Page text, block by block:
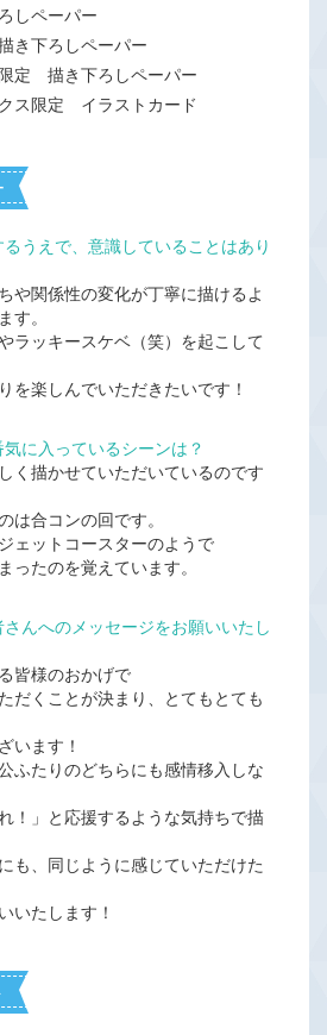
しペーパー
き下ろしペーパー
定 描き下ろしペーパー
ス限定 イラストカード
うえで、意識していることはあり
や関係性の変化が丁寧に描けるよ
す。
ラッキースケベ（笑）を起こして
を楽しんでいただきたいです！
に入っているシーンは？
く描かせていただいているのです
は合コンの回です。
ェットコースターのようで
ったのを覚えています。
んへのメッセージをお願いいたし
皆様のおかげで
だくことが決まり、とてもとても
います！
ふたりのどちらにも感情移入しな
！」と応援するような気持ちで描
も、同じように感じていただけた
いたします！